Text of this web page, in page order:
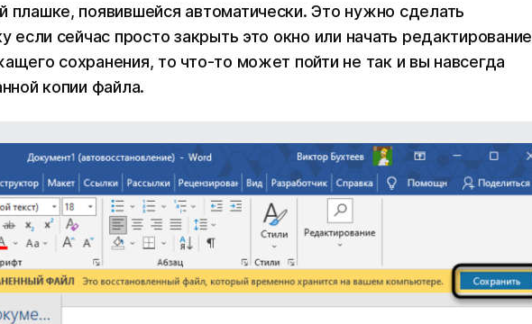
плашке, появившейся автоматически. Это нужно сделать
если сейчас просто закрыть это окно или начать редактирование
сохранения, то что-то может пойти не так и вы навсегда
копии файла.